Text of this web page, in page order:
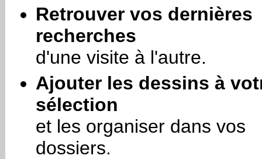
Retrouver vos dernières
recherches
d'une visite à l'autre.
Ajouter les dessins à
sélection
et les organiser dans vos
dossiers.